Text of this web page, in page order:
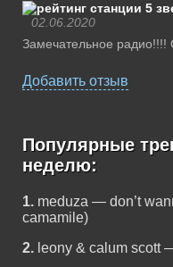
02.06.2020
Замечательное
Добавить отзыв
Популярные
неделю:
1. meduza — don’t
camamile)
2. leony & calum scott